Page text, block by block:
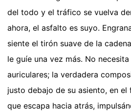
del todo y el tráfico se vuelva
ahora, el asfalto es suyo.
siente el tirón suave de la
le guíe una vez más. No
auriculares; la verdadera
justo debajo de su asiento, en
que escapa hacia atrás,